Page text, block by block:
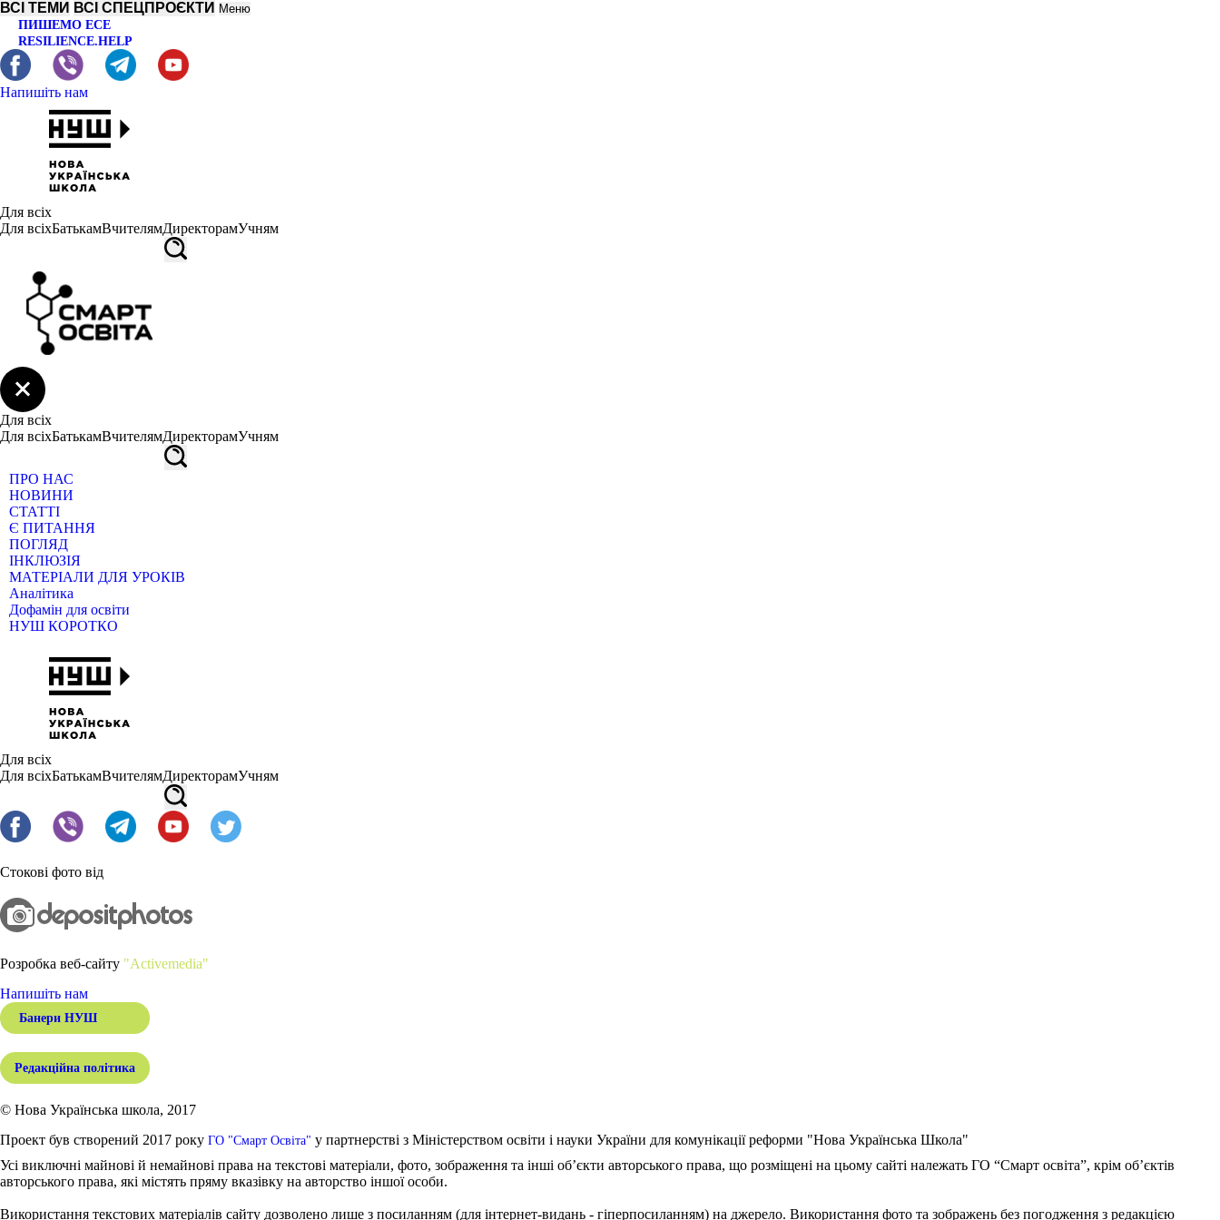
ВСІ ТЕМИ ВСІ СПЕЦПРОЄКТИ Меню
ПИШЕМО ЕСЕ
RESILIENCE.HELP
Напишіть нам
Для всіх
Для всіхБатькамВчителямДиректорамУчням
Для всіх
Для всіхБатькамВчителямДиректорамУчням
ПРО НАС
НОВИНИ
СТАТТІ
Є ПИТАННЯ
ПОГЛЯД
ІНКЛЮЗІЯ
МАТЕРІАЛИ ДЛЯ УРОКІВ
Аналітика
Дофамін для освіти
НУШ КОРОТКО
Для всіх
Для всіхБатькамВчителямДиректорамУчням
Стокові фото від
Розробка веб-сайту "Activemedia"
Напишіть нам
Банери НУШ
Редакційна політика
© Нова Українська школа, 2017
Проект був створений 2017 року ГО "Смарт Освіта" у партнерстві з Міністерством освіти і науки України для комунікації реформи "Нова Українська Школа"
Усі виключні майнові й немайнові права на текстові матеріали, фото, зображення та інші об’єкти авторського права, що розміщені на цьому сайті належать ГО “Смарт освіта”, крім об’єктів
авторського права, які містять пряму вказівку на авторство іншої особи.
Використання текстових матеріалів сайту дозволено лише з посиланням (для інтернет-видань - гіперпосиланням) на джерело. Використання фото та зображень без погодження з редакцією